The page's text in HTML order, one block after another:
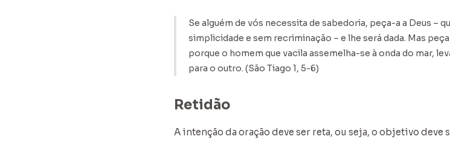
Se alguém de vós necessita de sabedoria, peça-a a Deus –
simplicidade e sem recriminação – e lhe será dada. Mas
porque o homem que vacila assemelha-se à onda do mar,
para o outro. (São Tiago 1, 5-6)
Retidão
A intenção da oração deve ser reta, ou seja, o objetivo